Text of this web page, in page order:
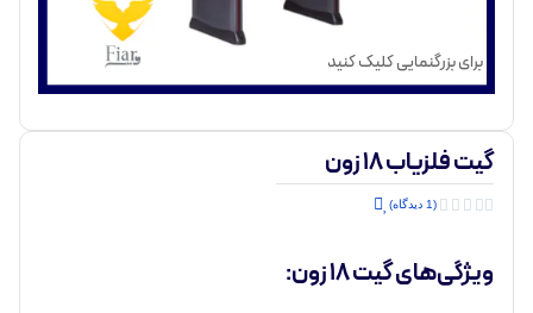
برای بزرگنمایی کلیک کنید
گیت فلزیاب 18 زون
     (1 دیدگاه)
ویژگی‌های گیت 18 زون: